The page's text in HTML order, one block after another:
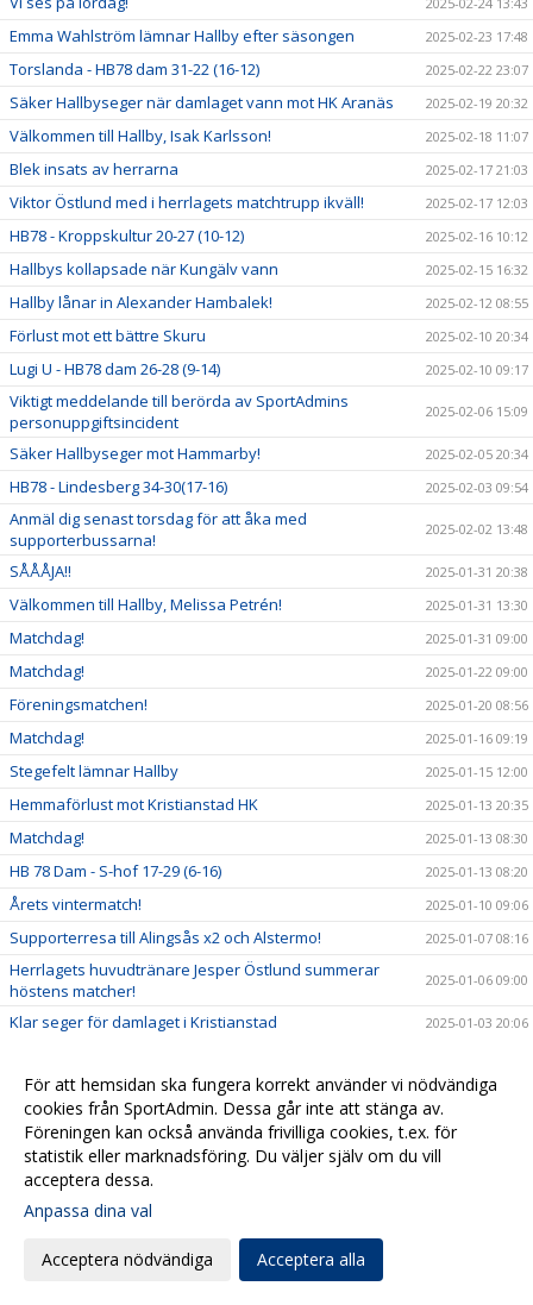
Emma Wahlström lämnar Hallby efter säsongen 2025-02-23 17:48
Torslanda - HB78 dam 31-22 (16-12) 2025-02-22 23:07
Säker Hallbyseger när damlaget vann mot HK Aranäs 2025-02-19 20:32
Välkommen till Hallby, Isak Karlsson! 2025-02-18 11:07
Blek insats av herrarna 2025-02-17 21:03
Viktor Östlund med i herrlagets matchtrupp ikväll! 2025-02-17 12:03
HB78 - Kroppskultur 20-27 (10-12) 2025-02-16 10:12
Hallbys kollapsade när Kungälv vann 2025-02-15 16:32
Hallby lånar in Alexander Hambalek! 2025-02-12 08:55
Förlust mot ett bättre Skuru 2025-02-10 20:34
Lugi U - HB78 dam 26-28 (9-14) 2025-02-10 09:17
Viktigt meddelande till berörda av SportAdmins
personuppgiftsincident
2025-02-06 15:09
Säker Hallbyseger mot Hammarby! 2025-02-05 20:34
HB78 - Lindesberg 34-30(17-16) 2025-02-03 09:54
Anmäl dig senast torsdag för att åka med
supporterbussarna!
2025-02-02 13:48
SÅÅÅJA!! 2025-01-31 20:38
Välkommen till Hallby, Melissa Petrén! 2025-01-31 13:30
Matchdag! 2025-01-31 09:00
Matchdag! 2025-01-22 09:00
Föreningsmatchen! 2025-01-20 08:56
Matchdag! 2025-01-16 09:19
Stegefelt lämnar Hallby 2025-01-15 12:00
Hemmaförlust mot Kristianstad HK 2025-01-13 20:35
Matchdag! 2025-01-13 08:30
HB 78 Dam - S-hof 17-29 (6-16) 2025-01-13 08:20
Årets vintermatch! 2025-01-10 09:06
Supporterresa till Alingsås x2 och Alstermo! 2025-01-07 08:16
Herrlagets huvudtränare Jesper Östlund summerar
höstens matcher!
2025-01-06 09:00
Klar seger för damlaget i Kristianstad 2025-01-03 20:06
Damlagets huvudtränare Pär Axelsson om
höstsäsongen och morgondagens match!
2025-01-02 09:27
Ett hårt jobbande Hallby förlorade i Kristianstad 2024-12-30 20:43
Matchdag!
Förlust!
Årets hemvändarmatch!
För att hemsidan ska fungera korrekt använder vi nödvändiga
cookies från SportAdmin. Dessa går inte att stänga av.
Föreningen kan också använda frivilliga cookies, t.ex. för
statistik eller marknadsföring. Du väljer själv om du vill
acceptera dessa.
Anpassa dina val
Acceptera nödvändiga Acceptera alla